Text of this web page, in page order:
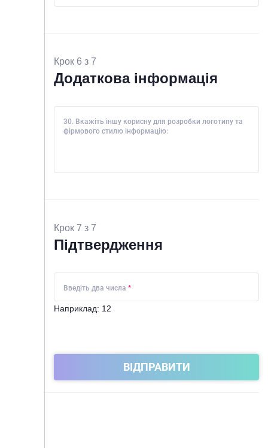
Крок 6 з 7
Додаткова інформація
30. Вкажіть іншу корисну для розробки логотипу та
фірмового стилю інформацію:
Крок 7 з 7
Підтвердження
Введіть два числа *
Наприклад: 12